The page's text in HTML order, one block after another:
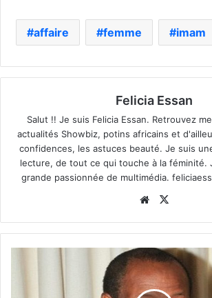
affaire femme imam
Felicia Essan
Salut !! Je suis Felicia Essan. Retrouvez
actualités Showbiz, potins africains et
confidences, les astuces beauté. Je suis
lecture, de tout ce qui touche à la féminité.
grande passionnée de multimédia.
Website